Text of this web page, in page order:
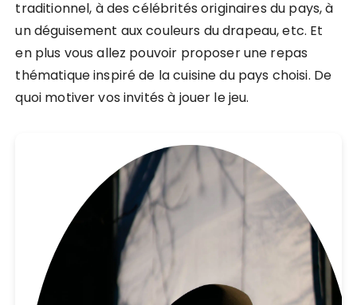
traditionnel, à des célébrités originaires du pays, à
un déguisement aux couleurs du drapeau, etc. Et
en plus vous allez pouvoir proposer une repas
thématique inspiré de la cuisine du pays choisi. De
quoi motiver vos invités à jouer le jeu.